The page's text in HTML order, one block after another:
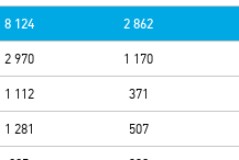
8 124 2 862
2 970 1 170
1 112 371
1 281 507